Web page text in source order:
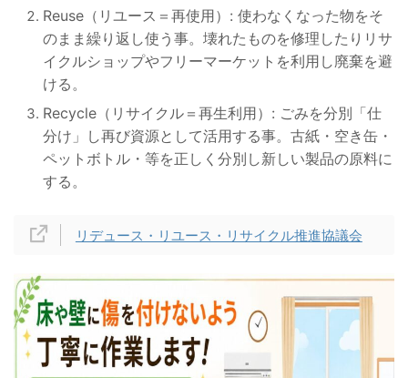
Reuse（リユース＝再使用）: 使わなくなった物をそ
のまま繰り返し使う事。壊れたものを修理したりリサ
イクルショップやフリーマーケットを利用し廃棄を避
ける。
Recycle（リサイクル＝再生利用）: ごみを分別「仕
分け」し再び資源として活用する事。古紙・空き缶・
ペットボトル・等を正しく分別し新しい製品の原料に
する。
リデュース・リユース・リサイクル推進協議会